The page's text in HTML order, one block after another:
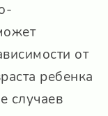
от
ребенка
случаев